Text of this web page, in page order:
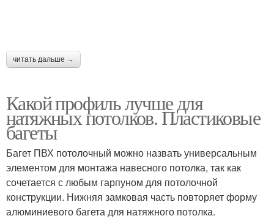
читать дальше →
Какой профиль лучше для
натяжных потолков. Пластиковые
багеты
Багет ПВХ потолочный можно назвать универсальным
элементом для монтажа навесного потолка, так как
сочетается с любым гарпуном для потолочной
конструкции. Нижняя замковая часть повторяет форму
алюминиевого багета для натяжного потолка.